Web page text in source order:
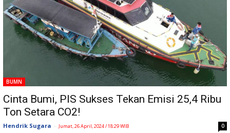
BUMN
Cinta Bumi, PIS Sukses Tekan Emisi 25,4 Ribu
Ton Setara CO2!
Hendrik Sugara - Jumat, 26 April, 2024 / 18:29 WIB 0